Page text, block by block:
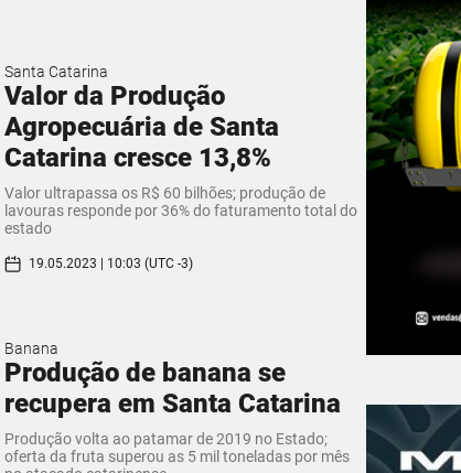
Santa Catarina
Valor da Produção
Agropecuária de Santa
Catarina cresce 13,8%
Valor ultrapassa os R$ 60 bilhões; produção de
lavouras responde por 36% do faturamento total do
estado
19.05.2023 | 10:03 (UTC -3)
Banana
Produção de banana se
recupera em Santa Catarina
Produção volta ao patamar de 2019 no Estado;
oferta da fruta superou as 5 mil toneladas por mês